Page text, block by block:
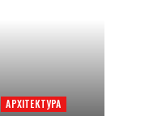
АРХІТЕКТУРА